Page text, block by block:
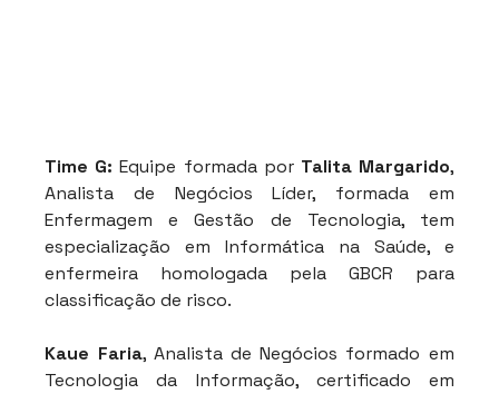
Time G: Equipe formada por Talita Margarido,
Analista de Negócios Líder, formada em
Enfermagem e Gestão de Tecnologia, tem
especialização em Informática na Saúde, e
enfermeira homologada pela GBCR para
classificação de risco.
Kaue Faria, Analista de Negócios formado em
Tecnologia da Informação, certificado em